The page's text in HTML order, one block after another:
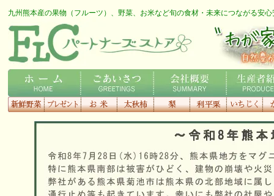
九州熊本産の果物（フルーツ）、野菜、お米など旬の食材・未来につながる安
FLCロゴ わが家の専用農家さん
ホーム ごあいさつ 会社概要
生産者紹介
す